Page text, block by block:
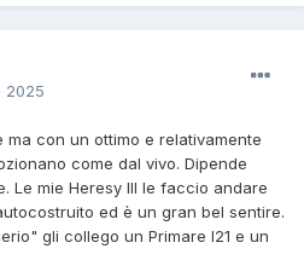
2025
con un ottimo e relativamente
come dal vivo. Dipende
Le mie Heresy III le faccio andare
ed è un gran bel sentire.
gli collego un Primare I21 e un